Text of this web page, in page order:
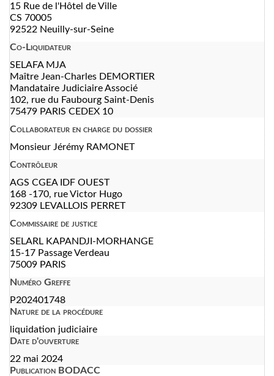
15 Rue de l'Hôtel de Ville
CS 70005
92522 Neuilly-sur-Seine
Co-Liquidateur
SELAFA MJA
Maître Jean-Charles DEMORTIER
Mandataire Judiciaire Associé
102, rue du Faubourg Saint-Denis
75479 PARIS CEDEX 10
Collaborateur en charge du dossier
Monsieur Jérémy RAMONET
Contrôleur
AGS CGEA IDF OUEST
168 -170, rue Victor Hugo
92309 LEVALLOIS PERRET
Commissaire de justice
SELARL KAPANDJI-MORHANGE
15-17 Passage Verdeau
75009 PARIS
Numéro Greffe
P202401748
Nature de la procédure
liquidation judiciaire
Date d'ouverture
22 mai 2024
Publication BODACC